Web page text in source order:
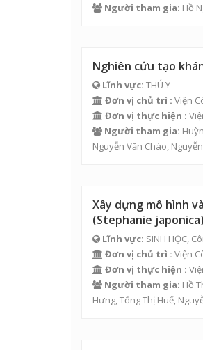
Người tham gia: Hồ
Nghiên cứu tạo
Lĩnh vực: THÚ Y
Đơn vị chủ trì : Viện
Đơn vị thực hiện :
Người tham gia:
Nguyễn Văn Chào,
Xây dựng mô hình
(Stephanie
Lĩnh vực: SINH HỌC,
Đơn vị chủ trì : Viện
Đơn vị thực hiện :
Người tham gia: Hồ
Hưng,Tống Thị Huế,